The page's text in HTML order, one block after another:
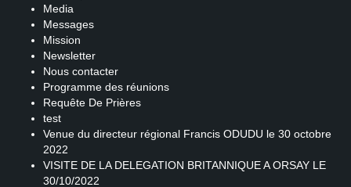
Media
Messages
Mission
Newsletter
Nous contacter
Programme des réunions
Requête De Prières
test
Venue du directeur régional Francis ODUDU le 30 octobre
2022
VISITE DE LA DELEGATION BRITANNIQUE A ORSAY LE
30/10/2022